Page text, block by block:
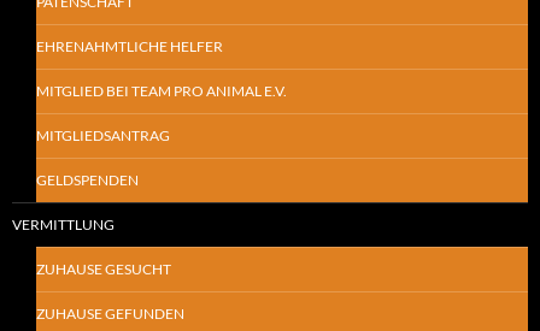
EHRENAHMTLICHE HELFER
MITGLIED BEI TEAM PRO ANIMAL E.V.
MITGLIEDSANTRAG
GELDSPENDEN
VERMITTLUNG
ZUHAUSE GESUCHT
ZUHAUSE GEFUNDEN